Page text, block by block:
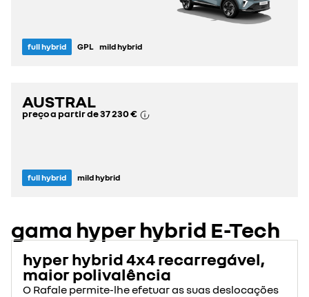
full hybrid GPL mild hybrid
AUSTRAL
preço a partir de37 230 €
full hybrid mild hybrid
gama hyper hybrid E-Tech
hyper hybrid 4x4 recarregável,
maior polivalência
O Rafale permite-lhe efetuar as suas deslocações